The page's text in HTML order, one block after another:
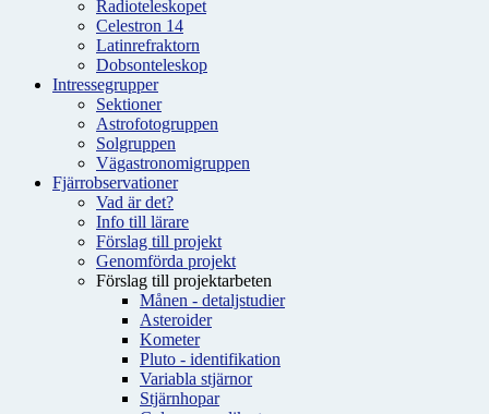
Radioteleskopet
Celestron 14
Latinrefraktorn
Dobsonteleskop
Intressegrupper
Sektioner
Astrofotogruppen
Solgruppen
Vägastronomigruppen
Fjärrobservationer
Vad är det?
Info till lärare
Förslag till projekt
Genomförda projekt
Förslag till projektarbeten
Månen - detaljstudier
Asteroider
Kometer
Pluto - identifikation
Variabla stjärnor
Stjärnhopar